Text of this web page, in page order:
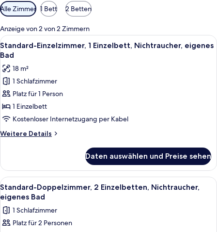
Verfügbare
Filter
für
Zimmer
Alle Zimmer 1 Bett 2 Betten
Anzeige von 2 von 2 Zimmern
Alle
Fotos
für
Standard-
Einzelzimmer,
1 Einzelbett,
Nichtraucher,
eigenes
Bad
anzeigen
Ein Hotelzimmer mit einem Bett,
17
Standard-Einzelzimmer, 1 Einzelbett, Nichtraucher, eigenes
Bad
18 m²
1 Schlafzimmer
Platz für 1 Person
1 Einzelbett
Kostenloser Internetzugang per Kabel
Weitere Details
Weitere
Einzelzimmer,
1 Einzelbett,
Nichtraucher,
eigenes
Bad
Daten auswählen und Preise sehen
Alle
Fotos
für
Standard-
Doppelzimmer,
Ein Doppelbett mit Holz-Kopfteil,
16
Standard-Doppelzimmer, 2 Einzelbetten, Nichtraucher,
eigenes Bad
1 Schlafzimmer
Platz für 2 Personen